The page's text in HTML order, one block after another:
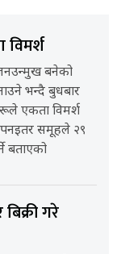
बनेको
भन्दै बुधबार
एकता विमर्श
समूहले २९
बताएको
गरे